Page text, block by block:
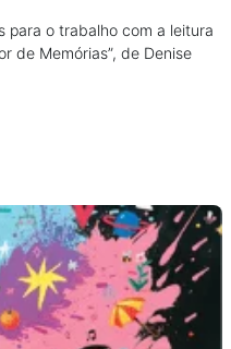
para o trabalho com a leitura
de Memórias”, de Denise